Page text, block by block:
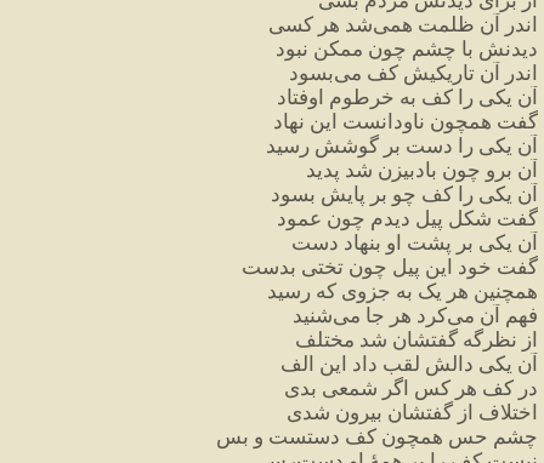
اندر
آن ظلمت همیشد هر کسی
دیدنش با چشم چون ممکن نبود
اندر
آن تاریکیش کف میبسود
آن یکی را کف به خرطوم اوفتاد
گفت همچون ناودانست این نهاد
آن یکی را دست بر گوشش رسید
آن برو چون بادبیزن شد پدید
آن یکی را کف چو بر پایش بسود
گفت شکل پیل دیدم چون عمود
آن یکی بر پشت او بنهاد دست
گفت خود این پیل چون تختی بدست
همچنین هر یک به جزوی که رسید
فهم آن میکرد هر جا میشنید
از نظرگه گفتشان شد مختلف
آن یکی دالش لقب داد این الف
در کف هر کس اگر شمعی بدی
اختلاف از گفتشان بیرون شدی
چشم حس همچون کف دستست و بس